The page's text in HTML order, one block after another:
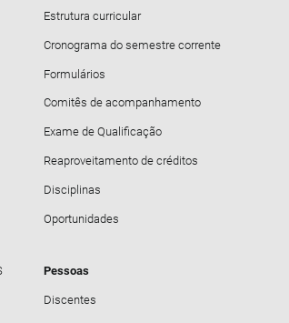
Estrutura curricular
Cronograma do semestre corrente
Formulários
Comitês de acompanhamento
Exame de Qualificação
Reaproveitamento de créditos
Disciplinas
Oportunidades
Pessoas
Discentes